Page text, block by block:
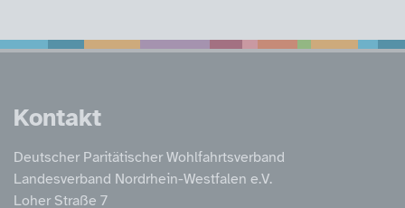
Service
Kontakt
Deutscher Paritätischer Wohlfahrtsverband
Landesverband Nordrhein-Westfalen e.V.
Loher Straße 7